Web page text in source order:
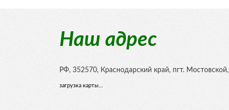
Наш адрес
РФ, 352570, Краснодарский край, пгт. Мостовской,
загрузка карты...